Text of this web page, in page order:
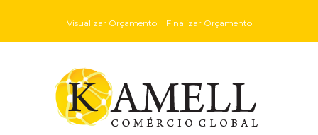
Visualizar Orçamento Finalizar Orçamento